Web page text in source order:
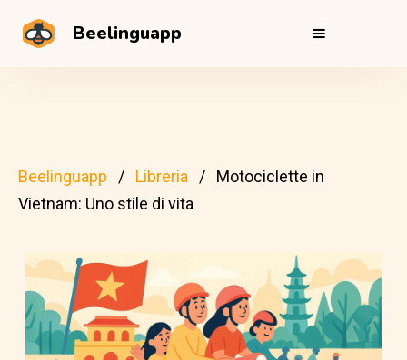
Beelinguapp
Beelinguapp Libreria
Motociclette in
Vietnam: Uno stile di vita